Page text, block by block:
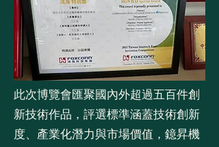
此次博覽會匯聚國內外超過五百件創
新技術作品，評選標準涵蓋技術創新
度、產業化潛力與市場價值，鐿昇機